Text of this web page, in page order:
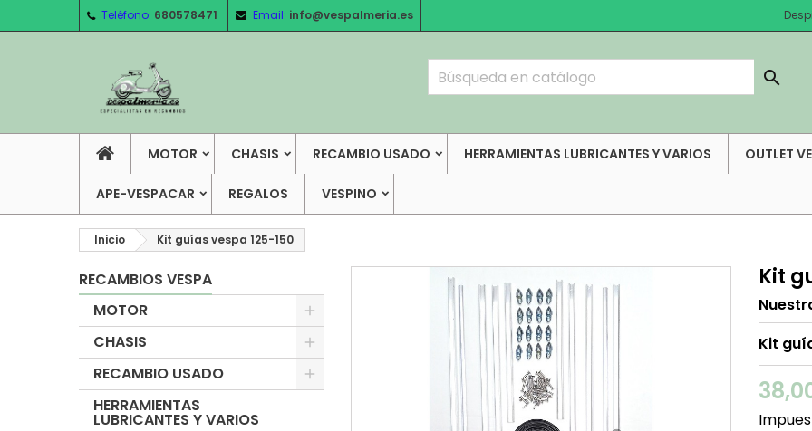
Teléfono: 680578471 Email: info@vespalmeria.es

MOTOR CHASIS RECAMBIO USADO HERRAMIENTAS LUBRICANTES Y VARIOS OUTLET
APE-VESPACAR REGALOS VESPINO
Inicio Kit guías vespa 125-150
RECAMBIOS VESPA
MOTOR
CHASIS
RECAMBIO USADO
HERRAMIENTAS
LUBRICANTES Y VARIOS
Kit
Kit